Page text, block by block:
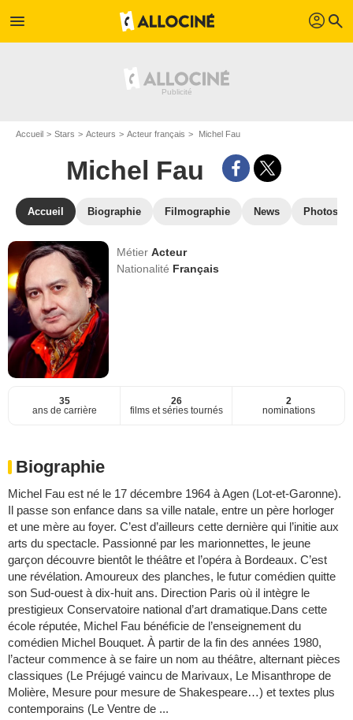
menu profil search
Accueil Stars Acteurs Acteur français Michel Fau
Michel Fau
Accueil Biographie Filmographie News Photos
MétierActeur
Nationalité Français
35
ans de carrière
26
films et séries tournés
2
nominations
Biographie
Michel Fau est né le 17 décembre 1964 à Agen (Lot-et-Garonne).
Il passe son enfance dans sa ville natale, entre un père horloger
et une mère au foyer. C’est d’ailleurs cette dernière qui l’initie aux
arts du spectacle. Passionné par les marionnettes, le jeune
garçon découvre bientôt le théâtre et l’opéra à Bordeaux. C’est
une révélation. Amoureux des planches, le futur comédien quitte
son Sud-ouest à dix-huit ans. Direction Paris où il intègre le
prestigieux Conservatoire national d’art dramatique.Dans cette
école réputée, Michel Fau bénéficie de l’enseignement du
comédien Michel Bouquet. À partir de la fin des années 1980,
l’acteur commence à se faire un nom au théâtre, alternant pièces
classiques (Le Préjugé vaincu de Marivaux, Le Misanthrope de
Molière, Mesure pour mesure de Shakespeare…) et textes plus
contemporains (Le Ventre de ...